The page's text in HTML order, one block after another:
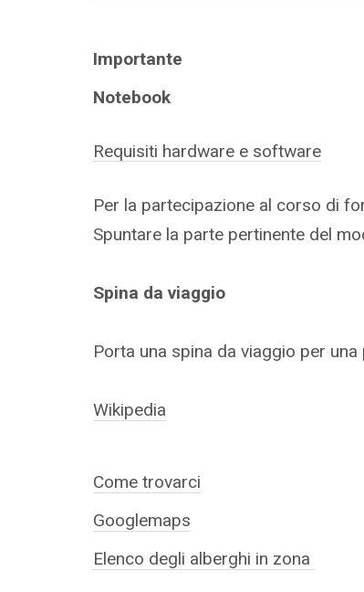
Importante
Notebook
Requisiti hardware e software
Per la partecipazione al corso di
Spuntare la parte pertinente del
Spina da viaggio
Porta una spina da viaggio per
Wikipedia
Come trovarci
Googlemaps
Elenco degli alberghi in zona